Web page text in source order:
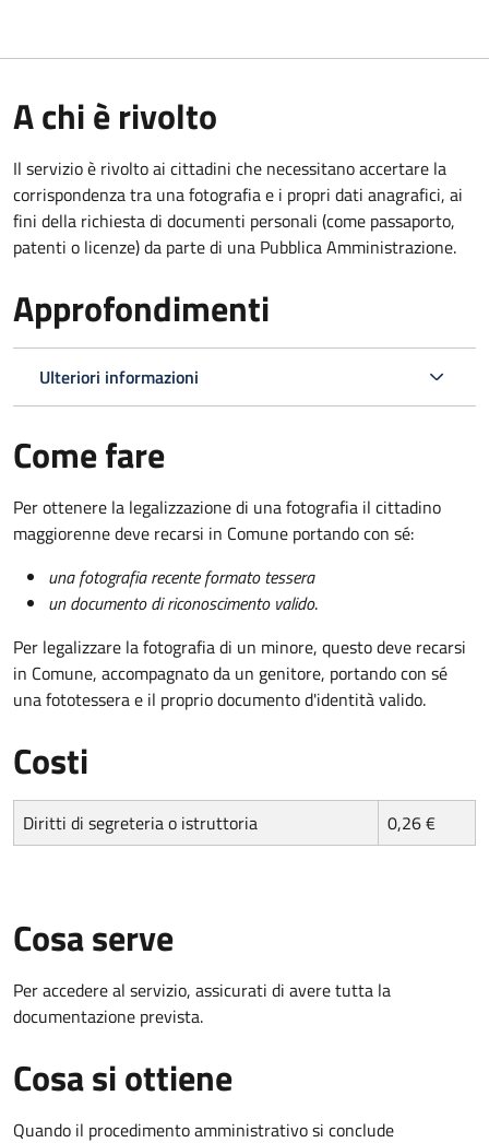
A chi è rivolto
Il servizio è rivolto ai cittadini che necessitano accertare la
corrispondenza tra una fotografia e i propri dati anagrafici, ai
fini della richiesta di documenti personali (come passaporto,
patenti o licenze) da parte di una Pubblica Amministrazione.
Approfondimenti
Ulteriori informazioni
Come fare
Per ottenere la legalizzazione di una fotografia il cittadino
maggiorenne deve recarsi in Comune portando con sé:
una fotografia recente formato tessera
un documento di riconoscimento valido.
Per legalizzare la fotografia di un minore, questo deve recarsi
in Comune, accompagnato da un genitore, portando con sé
una fototessera e il proprio documento d'identità valido.
Costi
Diritti di segreteria o istruttoria 0,26 €
Cosa serve
Per accedere al servizio, assicurati di avere tutta la
documentazione prevista.
Cosa si ottiene
Quando il procedimento amministrativo si conclude